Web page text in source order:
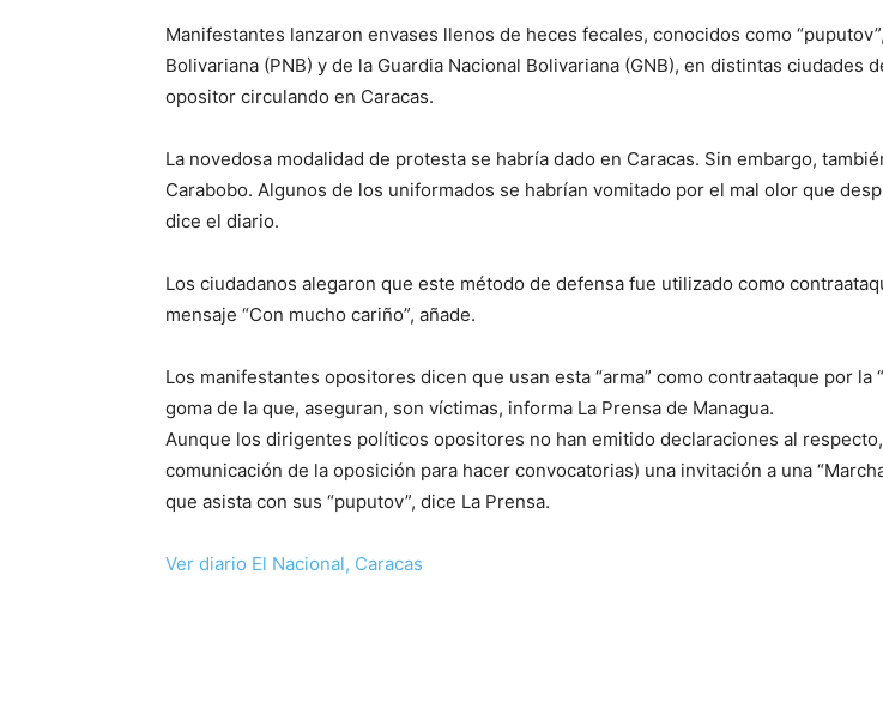
Manifestantes lanzaron envases llenos de heces fecales, conocidos como
Bolivariana (PNB) y de la Guardia Nacional Bolivariana (GNB), en distintas
opositor circulando en Caracas.
La novedosa modalidad de protesta se habría dado en Caracas. Sin embargo,
Carabobo. Algunos de los uniformados se habrían vomitado por el mal olor que
dice el diario.
Los ciudadanos alegaron que este método de defensa fue utilizado como
mensaje “Con mucho cariño”, añade.
Los manifestantes opositores dicen que usan esta “arma” como contraataque por
goma de la que, aseguran, son víctimas, informa La Prensa de Managua.
Aunque los dirigentes políticos opositores no han emitido declaraciones al
comunicación de la oposición para hacer convocatorias) una invitación a una
que asista con sus “puputov”, dice La Prensa.
Ver diario El Nacional, Caracas